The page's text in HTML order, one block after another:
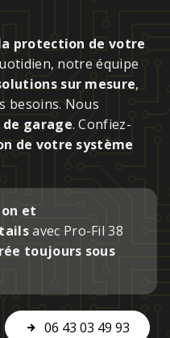
protection de votre
notre équipe
sur mesure,
besoins. Nous
garage. Confiez-
de votre système
et
avec Pro-Fil 38
toujours sous
06 43 03 49 93